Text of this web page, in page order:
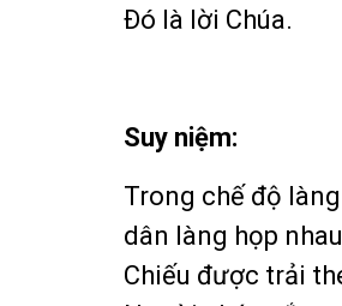
Ðó là lời Chúa.
Suy niệm:
Trong chế độ
dân làng họp
Chiếu được trải